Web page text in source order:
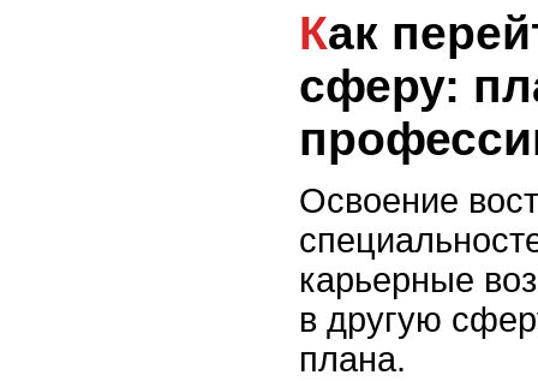
Как перейти в новую
сферу:
Освоение
карьерные
в другую
плана.